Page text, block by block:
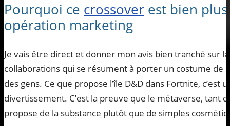
Pourquoi ce crossover est bien
opération marketing
Je vais être direct et donner mon avis bien tranché sur la
collaborations qui se résument à porter un costume de
des gens. Ce que propose l’île D&D dans Fortnite, c’est
divertissement. C’est la preuve que le métaverse, tant
propose de la substance plutôt que de simples